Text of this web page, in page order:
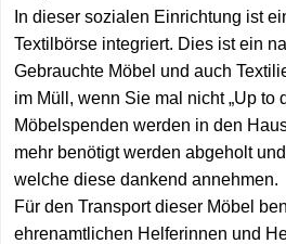
In dieser sozialen Einrichtung ist
Textilbörse integriert. Dies ist ein
Gebrauchte Möbel und auch
im Müll, wenn Sie mal nicht „Up to
Möbelspenden werden in den
mehr benötigt werden abgeholt
welche diese dankend annehmen.
Für den Transport dieser Möbel
ehrenamtlichen Helferinnen und